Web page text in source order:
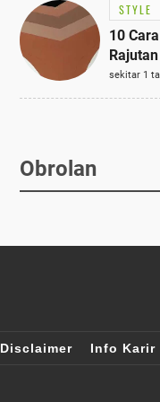
STYLE
10
Mode
Dicari
sekitar 1
Obrolan
Disclaimer Info Karir